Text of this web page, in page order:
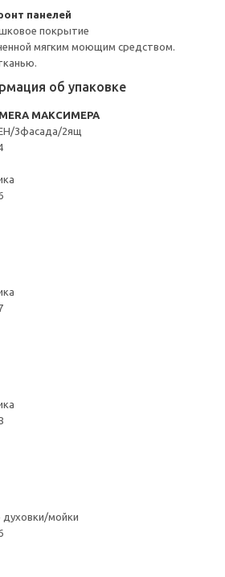
панелей
покрытие
мягким моющим средством.
об упаковке
МАКСИМЕРА
3фасада/2ящ
мойки